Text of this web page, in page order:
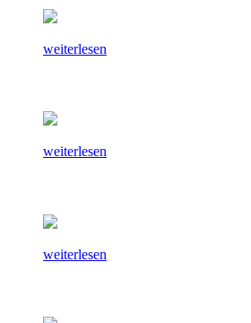
weiterlesen
weiterlesen
weiterlesen